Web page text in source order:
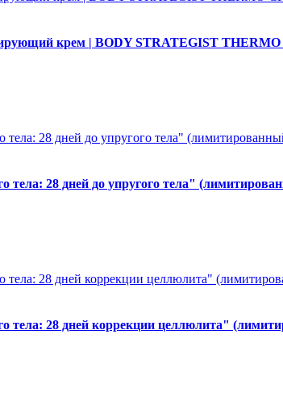
крем | BODY STRATEGIST
тела: 28 дней до упругого тела"
тела: 28 дней коррекции целлюлита"